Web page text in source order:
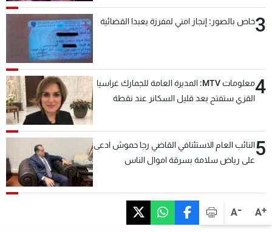
A+
A-
3خاص بالصور: إنجاز امني لمفرزة بعبدا القضائية
4
معلومات MTV: المديرة العامة للجمارك غراسيا
القزي ستفتح بعد قليل السكانر عند نقطة
السعودية والدول العربية
5النائب العام الاستئنافي القاضي رجا حموش ادعى
على رياض سلامة بسرقة اموال الناس